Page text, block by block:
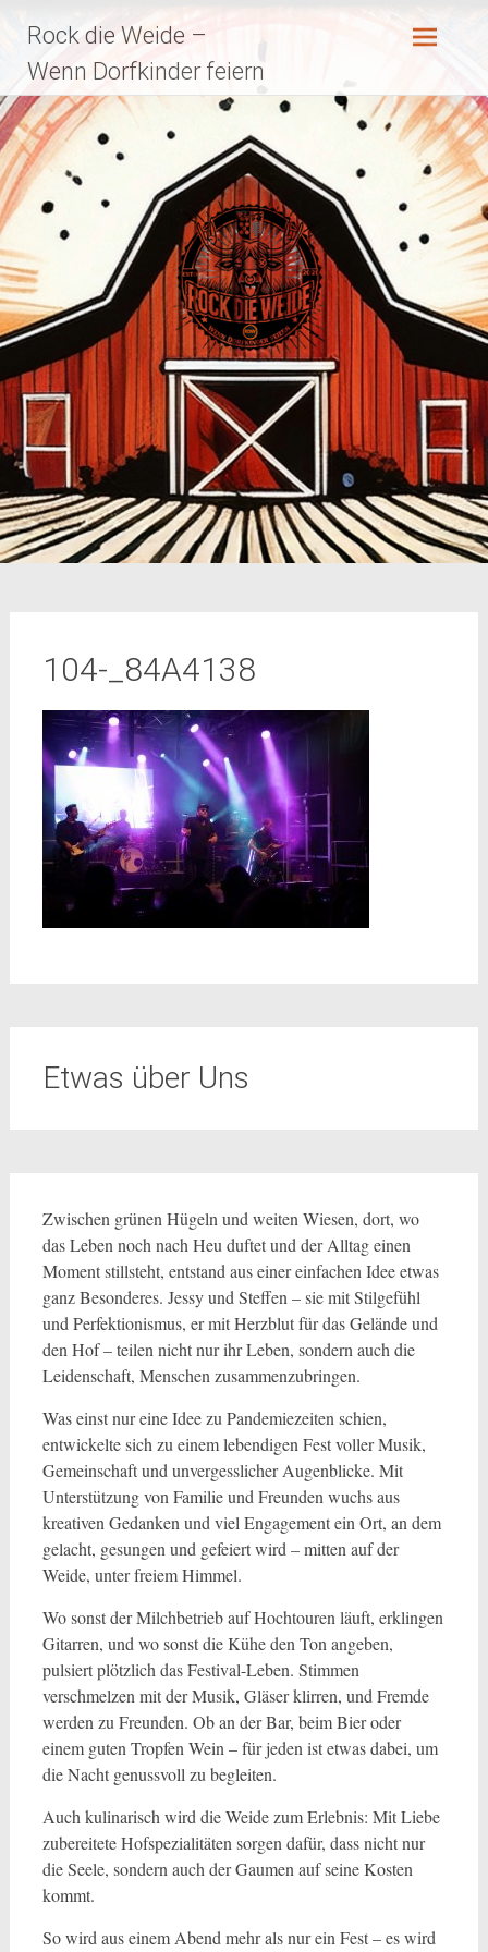
Inhalt
springen
Rock die Weide –
Wenn Dorfkinder feiern
104-_84A4138
Etwas über Uns
Zwischen grünen Hügeln und weiten Wiesen, dort, wo
das Leben noch nach Heu duftet und der Alltag einen
Moment stillsteht, entstand aus einer einfachen Idee etwas
ganz Besonderes. Jessy und Steffen – sie mit Stilgefühl
und Perfektionismus, er mit Herzblut für das Gelände und
den Hof – teilen nicht nur ihr Leben, sondern auch die
Leidenschaft, Menschen zusammenzubringen.
Was einst nur eine Idee zu Pandemiezeiten schien,
entwickelte sich zu einem lebendigen Fest voller Musik,
Gemeinschaft und unvergesslicher Augenblicke. Mit
Unterstützung von Familie und Freunden wuchs aus
kreativen Gedanken und viel Engagement ein Ort, an dem
gelacht, gesungen und gefeiert wird – mitten auf der
Weide, unter freiem Himmel.
Wo sonst der Milchbetrieb auf Hochtouren läuft, erklingen
Gitarren, und wo sonst die Kühe den Ton angeben,
pulsiert plötzlich das Festival-Leben. Stimmen
verschmelzen mit der Musik, Gläser klirren, und Fremde
werden zu Freunden. Ob an der Bar, beim Bier oder
einem guten Tropfen Wein – für jeden ist etwas dabei, um
die Nacht genussvoll zu begleiten.
Auch kulinarisch wird die Weide zum Erlebnis: Mit Liebe
zubereitete Hofspezialitäten sorgen dafür, dass nicht nur
die Seele, sondern auch der Gaumen auf seine Kosten
kommt.
So wird aus einem Abend mehr als nur ein Fest – es wird